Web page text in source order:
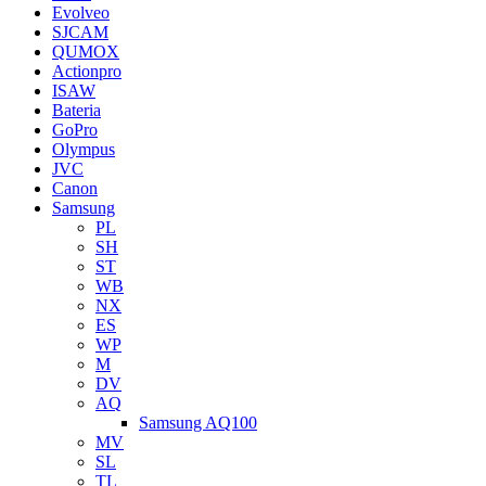
Evolveo
SJCAM
QUMOX
Actionpro
ISAW
Bateria
GoPro
Olympus
JVC
Canon
Samsung
PL
SH
ST
WB
NX
ES
WP
M
DV
AQ
Samsung AQ100
MV
SL
TL